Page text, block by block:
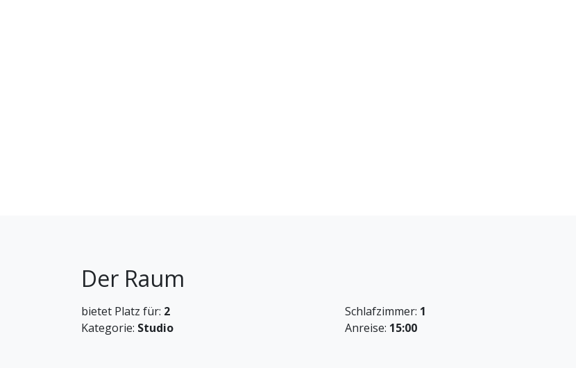
Informationen zum Zugang zum FKK-Dorf werden bei Ankunft bereitgestellt.
🏖️ Zugang zum FKK-Dorf (OBLIGATORISCH)
Der Zutritt zum FKK-Dorf Cap d’Agde erfordert eine verpflichtende Anmeldung an der Rezeption.
Der Raum
bietet Platz für: 2 Schlafzimmer: 1
Kategorie: Studio Anreise: 15:00